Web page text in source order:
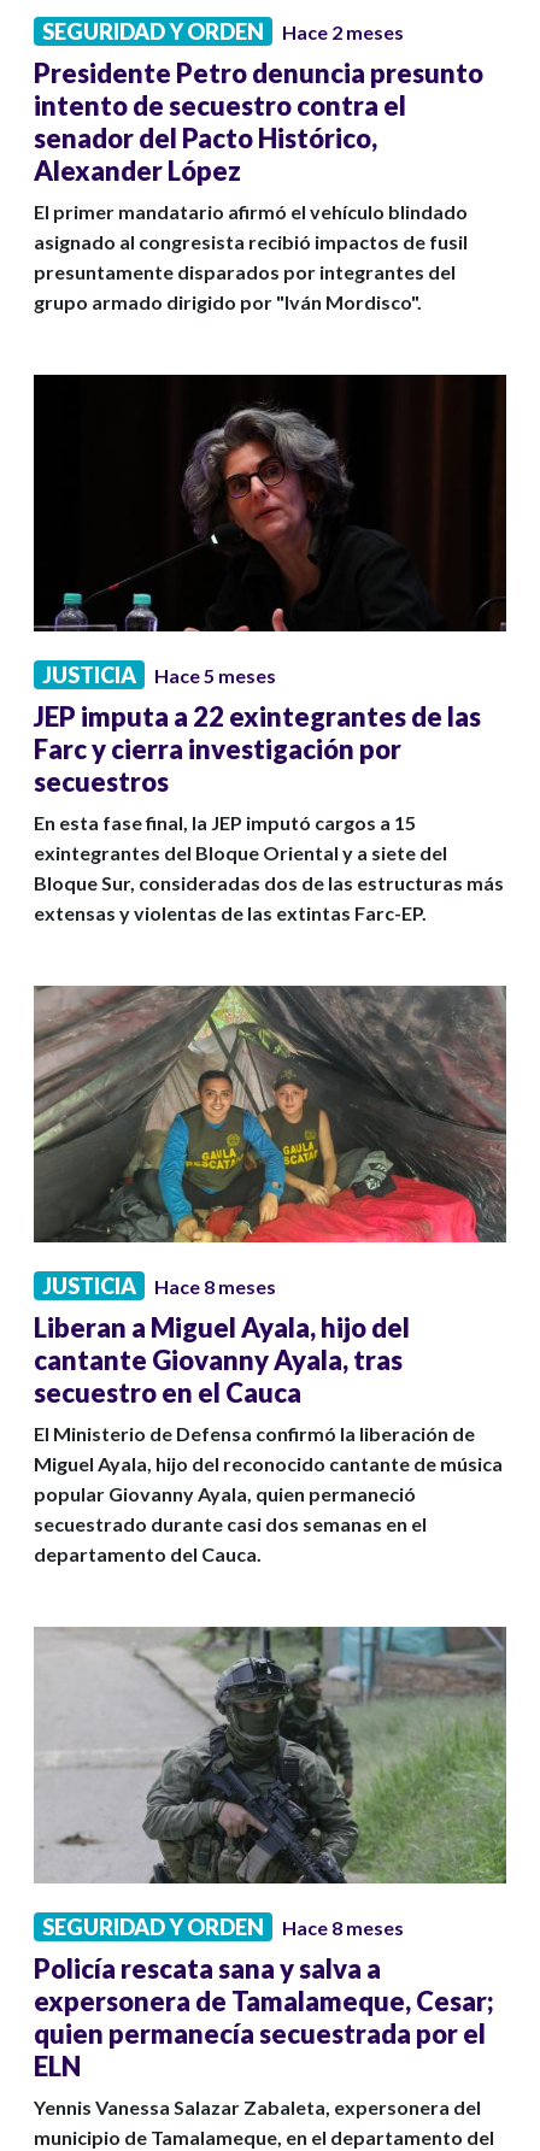
SEGURIDAD Y ORDEN Hace 2 meses
Presidente Petro denuncia presunto
intento de secuestro contra el
senador del Pacto Histórico,
Alexander López
El primer mandatario afirmó el vehículo blindado
asignado al congresista recibió impactos de fusil
presuntamente disparados por integrantes del
grupo armado dirigido por "Iván Mordisco".
JUSTICIA Hace 5 meses
JEP imputa a 22 exintegrantes de las
Farc y cierra investigación por
secuestros
En esta fase final, la JEP imputó cargos a 15
exintegrantes del Bloque Oriental y a siete del
Bloque Sur, consideradas dos de las estructuras más
extensas y violentas de las extintas Farc-EP.
JUSTICIA Hace 8 meses
Liberan a Miguel Ayala, hijo del
cantante Giovanny Ayala, tras
secuestro en el Cauca
El Ministerio de Defensa confirmó la liberación de
Miguel Ayala, hijo del reconocido cantante de música
popular Giovanny Ayala, quien permaneció
secuestrado durante casi dos semanas en el
departamento del Cauca.
SEGURIDAD Y ORDEN Hace 8 meses
Policía rescata sana y salva a
expersonera de Tamalameque, Cesar;
quien permanecía secuestrada por el
ELN
Yennis Vanessa Salazar Zabaleta, expersonera del
municipio de Tamalameque, en el departamento del